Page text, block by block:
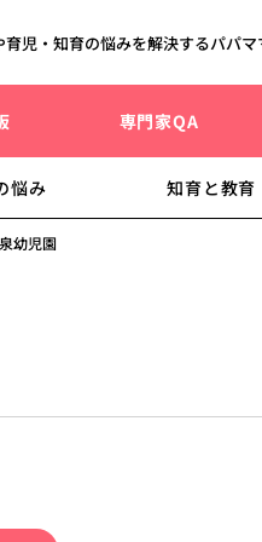
児・知育の悩みを解決するパパマ
専門家QA
悩み 知育と教育
幼児園